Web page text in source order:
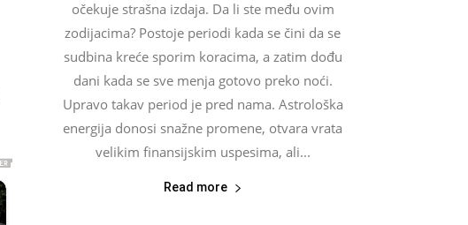
očekuje strašna izdaja. Da li ste među ovim
zodijacima? Postoje periodi kada se čini da se
sudbina kreće sporim koracima, a zatim dođu
dani kada se sve menja gotovo preko noći.
Upravo takav period je pred nama. Astrološka
energija donosi snažne promene, otvara vrata
velikim finansijskim uspesima, ali...
Read more